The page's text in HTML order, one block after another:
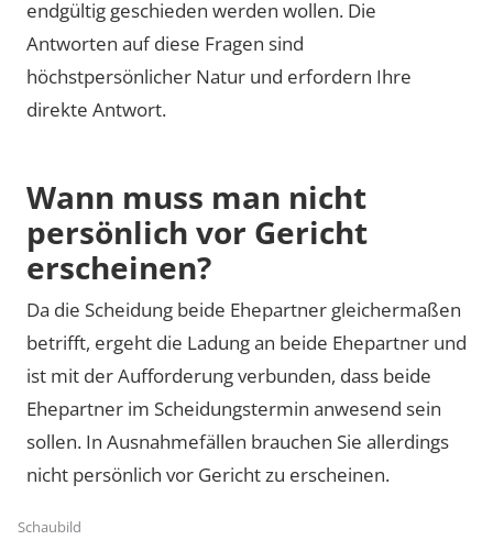
endgültig geschieden werden wollen. Die
Antworten auf diese Fragen sind
höchstpersönlicher Natur und erfordern Ihre
direkte Antwort.
Wann muss man nicht
persönlich vor Gericht
erscheinen?
Schaubild
Da die Scheidung beide Ehepartner gleichermaßen
betrifft, ergeht die Ladung an beide Ehepartner und
ist mit der Aufforderung verbunden, dass beide
Ehepartner im Scheidungstermin anwesend sein
sollen. In Ausnahmefällen brauchen Sie allerdings
nicht persönlich vor Gericht zu erscheinen.